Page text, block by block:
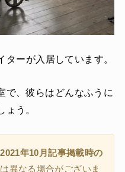
ーが入居しています。
で、彼らはどんなふうに
ょう。
2021年10月記事掲載時の
異なる場合がございま